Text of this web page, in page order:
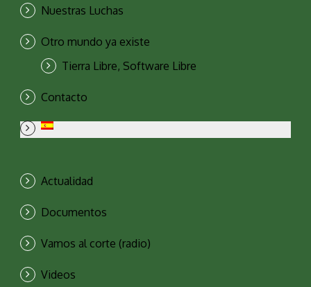
Nuestras Luchas
Otro mundo ya existe
Tierra Libre, Software Libre
Contacto
Actualidad
Documentos
Vamos al corte (radio)
Videos